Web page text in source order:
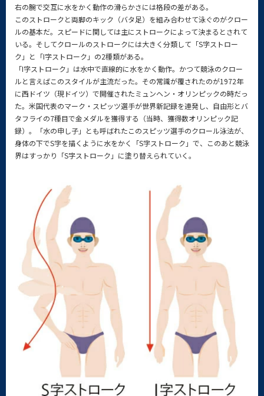
右の腕で交互に水をかく動作の滑らかさには格段の差がある。
このストロークと両脚のキック（バタ足）を組み合わせて泳ぐのがクロー
ルの基本だ。スピードに関しては主にストロークによって決まるとされて
いる。そしてクロールのストロークには大きく分類して「S字ストロー
ク」と「I字ストローク」の2種類がある。
「I字ストローク」は水中で直線的に水をかく動作。かつて競泳のクロー
ルと言えばこのスタイルが主流だった。その常識が覆されたのが1972年
に西ドイツ（現ドイツ）で開催されたミュンヘン・オリンピックの時だっ
た。米国代表のマーク・スピッツ選手が世界新記録を連発し、自由形とバ
タフライの7種目で金メダルを獲得する（当時、獲得数オリンピック記
録）。「水の申し子」とも呼ばれたこのスピッツ選手のクロール泳法が、
身体の下でS字を描くように水をかく「S字ストローク」で、このあと競泳
界はすっかり「S字ストローク」に塗り替えられていく。